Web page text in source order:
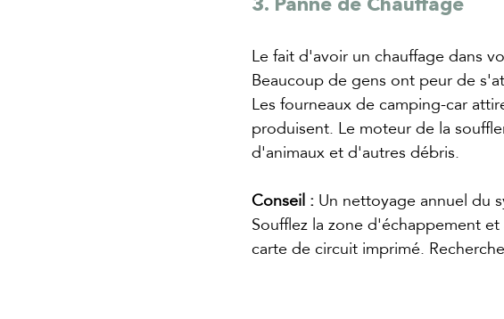
3. Panne de Chauffage
Le fait d'avoir un chauffage dans
Beaucoup de gens ont peur de
Les fourneaux de camping-car
produisent. Le moteur de la
d'animaux et d'autres débris.
Conseil : Un nettoyage annuel du
Soufflez la zone d'échappement
carte de circuit imprimé.